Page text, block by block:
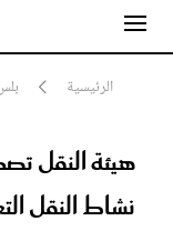
الرئيسية
هيئة النقل
نشاط النقل
مشاهير
أناقة
جمال